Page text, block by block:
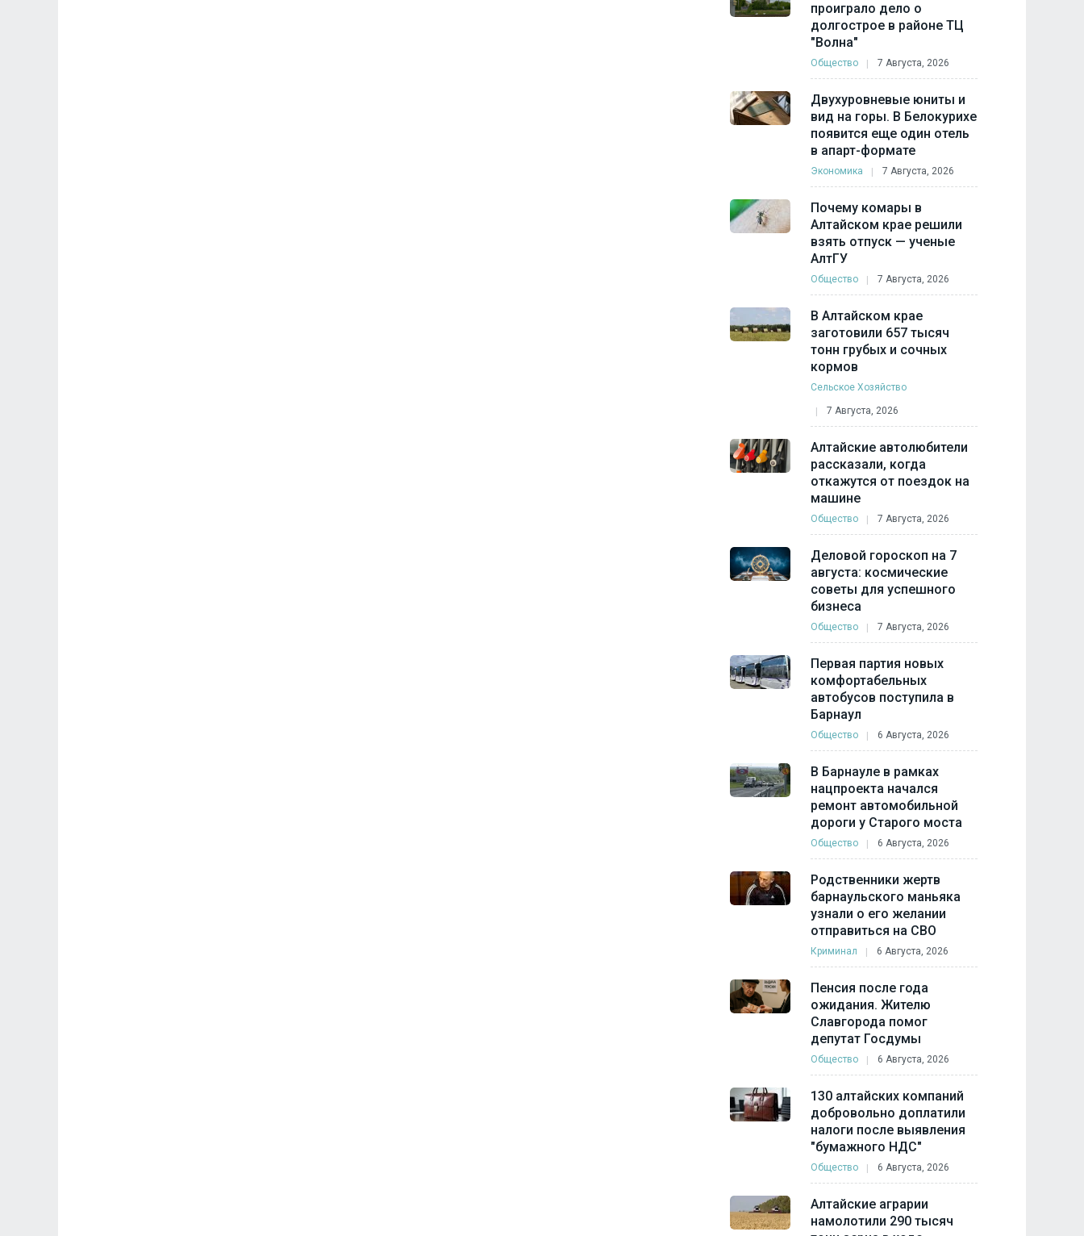
проиграло дело о
долгострое в районе ТЦ
"Волна"
Общество 7 Августа, 2026
Двухуровневые юниты и
вид на горы. В Белокурихе
появится еще один отель
в апарт-формате
Экономика 7 Августа, 2026
Почему комары в
Алтайском крае решили
взять отпуск — ученые
АлтГУ
Общество 7 Августа, 2026
В Алтайском крае
заготовили 657 тысяч
тонн грубых и сочных
кормов
Сельское Хозяйство
7 Августа, 2026
Алтайские автолюбители
рассказали, когда
откажутся от поездок на
машине
Общество 7 Августа, 2026
Деловой гороскоп на 7
августа: космические
советы для успешного
бизнеса
Общество 7 Августа, 2026
Первая партия новых
комфортабельных
автобусов поступила в
Барнаул
Общество 6 Августа, 2026
В Барнауле в рамках
нацпроекта начался
ремонт автомобильной
дороги у Старого моста
Общество 6 Августа, 2026
Родственники жертв
барнаульского маньяка
узнали о его желании
отправиться на СВО
Криминал 6 Августа, 2026
Пенсия после года
ожидания. Жителю
Славгорода помог
депутат Госдумы
Общество 6 Августа, 2026
130 алтайских компаний
добровольно доплатили
налоги после выявления
"бумажного НДС"
Общество 6 Августа, 2026
Алтайские аграрии
намолотили 290 тысяч